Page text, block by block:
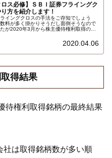
ロス必修】ＳＢＩ証券フライングク
方を紹介します！
イングクロスの手法をご存知でしょう
料が多く掛かりそうだし面倒そうなので
が2020年3月から株主優待権利取得のＳ
注文もとても簡単だったので手法やり方方
2020.04.06
得結果
待権利取得銘柄の最終結果
社は取得銘柄数が多い順